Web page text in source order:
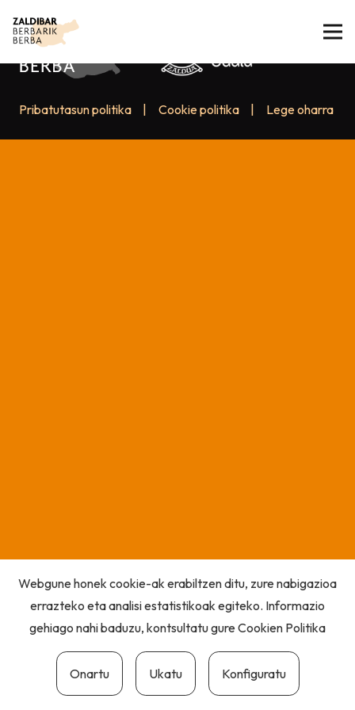
Pribatutasun politika Cookie politika Lege oharra
Webgune honek cookie-ak erabiltzen ditu, zure nabigazioa
errazteko eta analisi estatistikoak egiteko. Informazio
gehiago nahi baduzu, kontsultatu gureCookien Politika
Onartu Ukatu Konfiguratu